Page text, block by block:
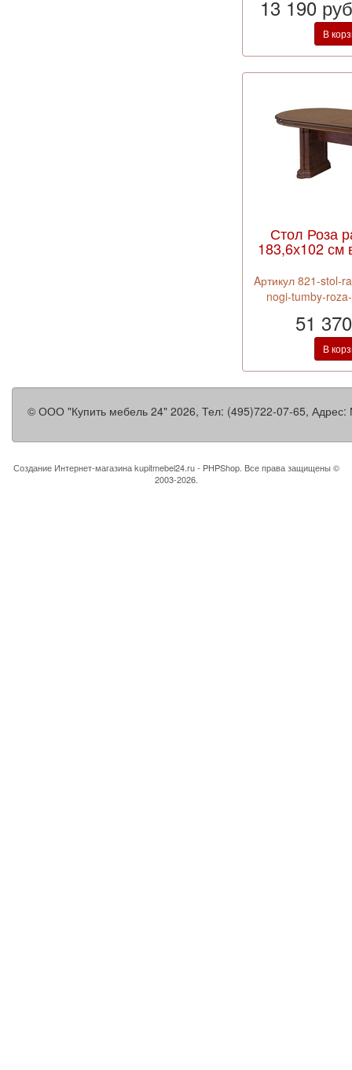
13 190
В
Стол Роза
183,6х102 см
Aртикул 821-stol-
nogi-tumby-
51
В
© ООО "Купить мебель 24" 2026, Тел: (495)722-07-65, Адрес:
Создание Интернет-магазинаkupitmebel24.ru - PHPShop. Все права защищены ©
2003-2026.